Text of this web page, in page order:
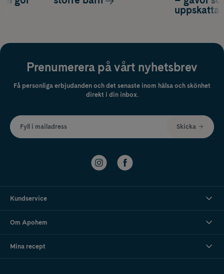
Prenumerera på vårt nyhetsbrev
Få personliga erbjudanden och det senaste inom hälsa och skönhet
direkt i din inbox.
Fyll i mailadress Skicka
Kundservice
Om Apohem
Mina recept